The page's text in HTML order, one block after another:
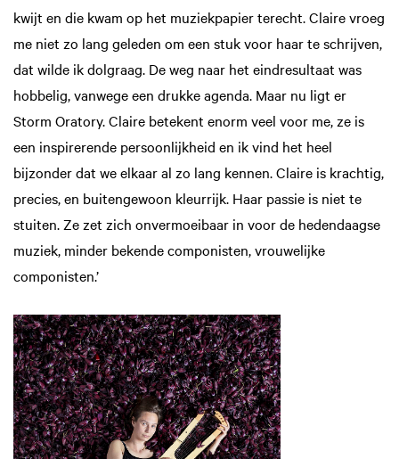
kwijt en die kwam op het muziekpapier terecht. Claire vroeg
me niet zo lang geleden om een stuk voor haar te schrijven,
dat wilde ik dolgraag. De weg naar het eindresultaat was
hobbelig, vanwege een drukke agenda. Maar nu ligt er
Storm Oratory. Claire betekent enorm veel voor me, ze is
een inspirerende persoonlijkheid en ik vind het heel
bijzonder dat we elkaar al zo lang kennen. Claire is krachtig,
precies, en buitengewoon kleurrijk. Haar passie is niet te
stuiten. Ze zet zich onvermoeibaar in voor de hedendaagse
muziek, minder bekende componisten, vrouwelijke
componisten.’